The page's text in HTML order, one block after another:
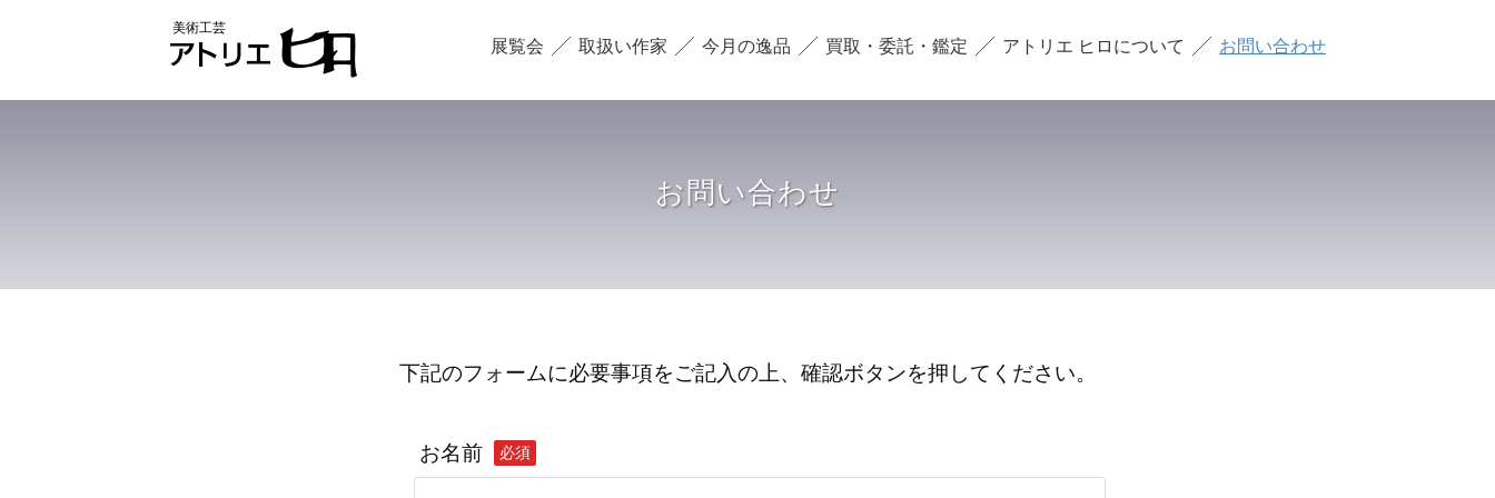
美術工芸
展覧会 取扱い作家 今月の逸品 買取・委託・鑑定 アトリエ ヒロについて お問い合わせ
お問い合わせ
下記のフォームに必要事項をご記入の上、確認ボタンを押してください。
お名前 必須